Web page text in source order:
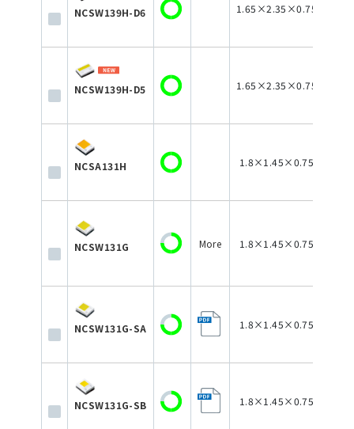
NCSW139H-D6 1.65×2.35×0.75
NCSW139H-D5 1.65×2.35×0.75
NCSA131H 1.8×1.45×0.75
NCSW131G More 1.8×1.45×0.75
NCSW131G-SA 1.8×1.45×0.75
NCSW131G-SB 1.8×1.45×0.75